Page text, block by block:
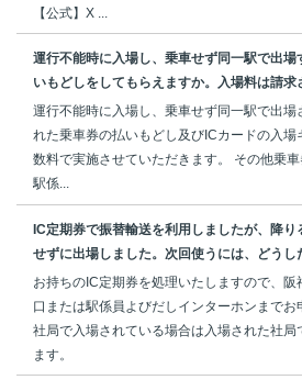
【公式】X ...
運行不能時に入場し、乗車せず同一駅で出場
いもどしをしてもらえますか。入場料は請求
運行不能時に入場し、乗車せず同一駅で出場
れた乗車券の払いもどし及びICカードの入場
数料で実施させていただきます。 その他乗車
駅係...
IC定期券で振替輸送を利用しましたが、降
せずに出場しました。次回使うには、どうし
お持ちのIC定期券を処理いたしますので、
口または駅係員よびだしインターホンまで
社局で入場されている場合は入場された社局
ます。